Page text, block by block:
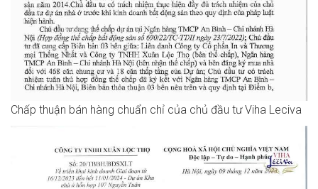
Chấp thuận bán hàng chuẩn chỉ của chủ đầu tư Viha Leciva